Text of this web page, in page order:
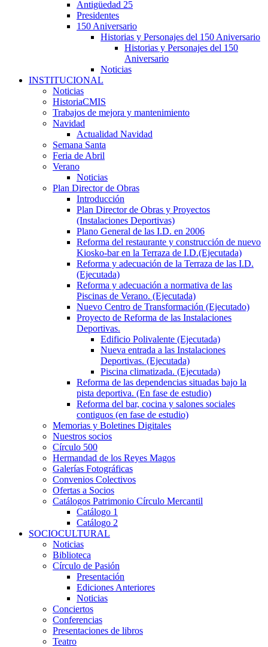
Antigüedad 25
Presidentes
150 Aniversario
Historias y Personajes del 150 Aniversario
Historias y Personajes del 150
Aniversario
Noticias
INSTITUCIONAL
Noticias
HistoriaCMIS
Trabajos de mejora y mantenimiento
Navidad
Actualidad Navidad
Semana Santa
Feria de Abril
Verano
Noticias
Plan Director de Obras
Introducción
Plan Director de Obras y Proyectos
(Instalaciones Deportivas)
Plano General de las I.D. en 2006
Reforma del restaurante y construcción de nuevo
Kiosko-bar en la Terraza de I.D.(Ejecutada)
Reforma y adecuación de la Terraza de las I.D.
(Ejecutada)
Reforma y adecuación a normativa de las
Piscinas de Verano. (Ejecutada)
Nuevo Centro de Transformación (Ejecutado)
Proyecto de Reforma de las Instalaciones
Deportivas.
Edificio Polivalente (Ejecutada)
Nueva entrada a las Instalaciones
Deportivas. (Ejecutada)
Piscina climatizada. (Ejecutada)
Reforma de las dependencias situadas bajo la
pista deportiva. (En fase de estudio)
Reforma del bar, cocina y salones sociales
contiguos (en fase de estudio)
Memorias y Boletines Digitales
Nuestros socios
Círculo 500
Hermandad de los Reyes Magos
Galerías Fotográficas
Convenios Colectivos
Ofertas a Socios
Catálogos Patrimonio Círculo Mercantil
Catálogo 1
Catálogo 2
SOCIOCULTURAL
Noticias
Biblioteca
Círculo de Pasión
Presentación
Ediciones Anteriores
Noticias
Conciertos
Conferencias
Presentaciones de libros
Teatro